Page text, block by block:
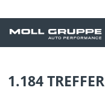
1.184TREFFER